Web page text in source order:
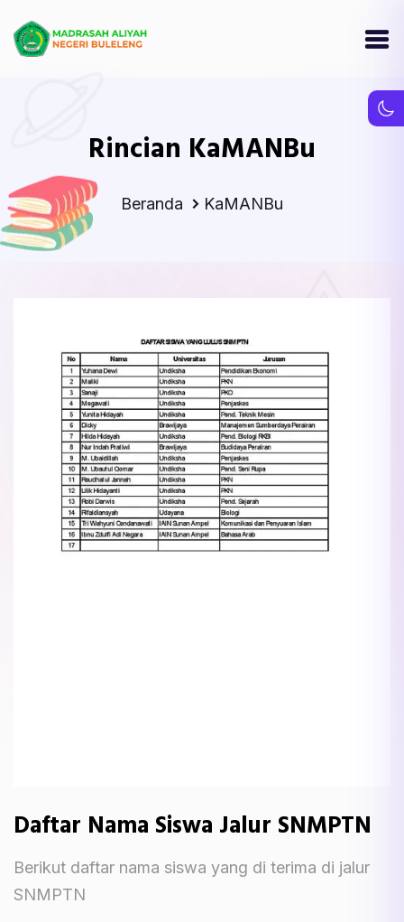
Rincian KaMANBu
Beranda KaMANBu
Daftar Nama Siswa Jalur SNMPTN
Berikut daftar nama siswa yang di terima di jalur
SNMPTN